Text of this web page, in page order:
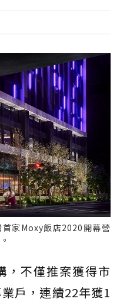
家Moxy飯店2020開幕營
，不僅推案獲得市
戶，連續22年獲1